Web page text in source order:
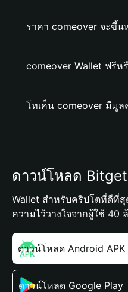
ราคา comeover จะขึ้น
comeover Wallet ฟรีห
โทเค็น comeover มีมูล
ดาวน์โหลด Bitget
Wallet สำหรับคริปโตที่ดีที่
ความไว้วางใจจากผู้ใช้ 40
ดาวน์โหลด Android APK
ดาวน์โหลด Google Play